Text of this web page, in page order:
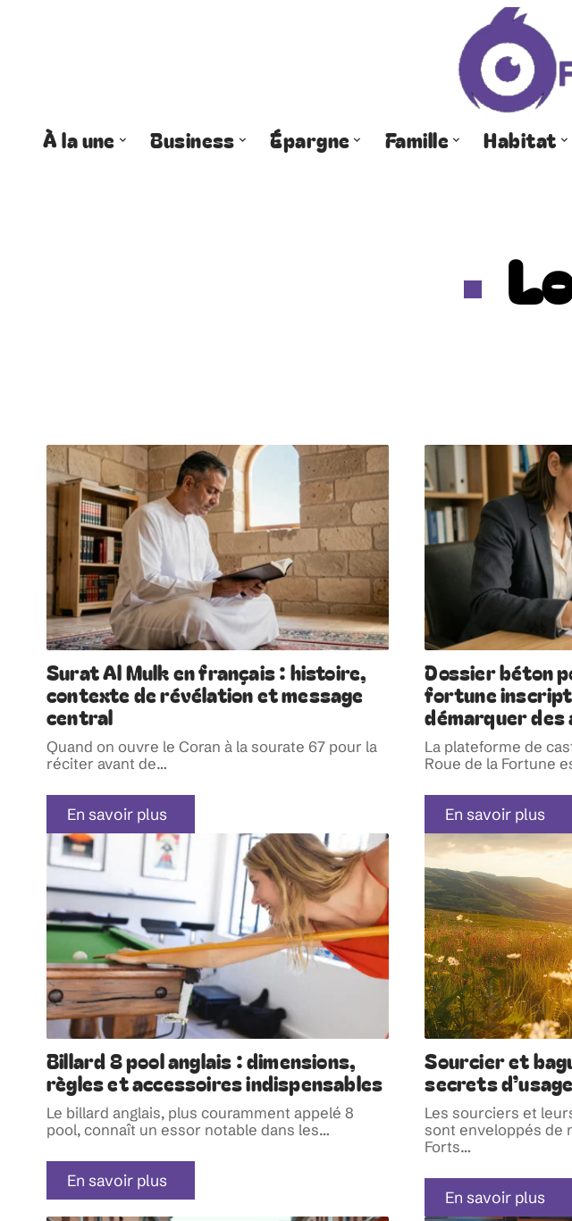
À la une Business Épargne Famille Habitat
Surat Al Mulk en français : histoire,
contexte de révélation et message
central
Quand on ouvre le Coran à la sourate 67 pour la
réciter avant de…
En savoir plus
Dossier béton
fortune
démarquer
La plateforme de
Roue de la Fortune
En savoir plus
Billard 8 pool anglais : dimensions,
règles et accessoires indispensables
Le billard anglais, plus couramment appelé 8
pool, connaît un essor notable dans les…
En savoir plus
Sourcier et
secrets
Les sourciers et
sont enveloppés de
Forts…
En savoir plus